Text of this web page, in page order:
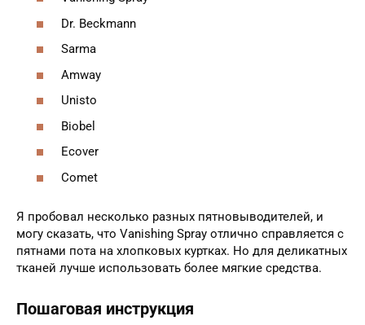
Dr. Beckmann
Sarma
Amway
Unisto
Biobel
Ecover
Comet
Я пробовал несколько разных пятновыводителей, и
могу сказать, что Vanishing Spray отлично справляется с
пятнами пота на хлопковых куртках. Но для деликатных
тканей лучше использовать более мягкие средства.
Пошаговая инструкция